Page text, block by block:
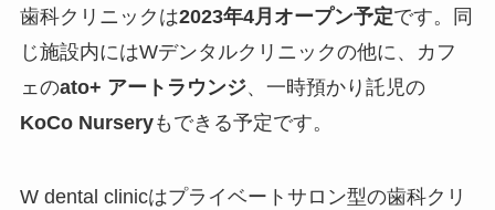
歯科クリニックは2023年4月オープン予定です。同
じ施設内にはWデンタルクリニックの他に、カフ
ェのato+ アートラウンジ、一時預かり託児の
KoCo Nurseryもできる予定です。
W dental clinicはプライベートサロン型の歯科クリ